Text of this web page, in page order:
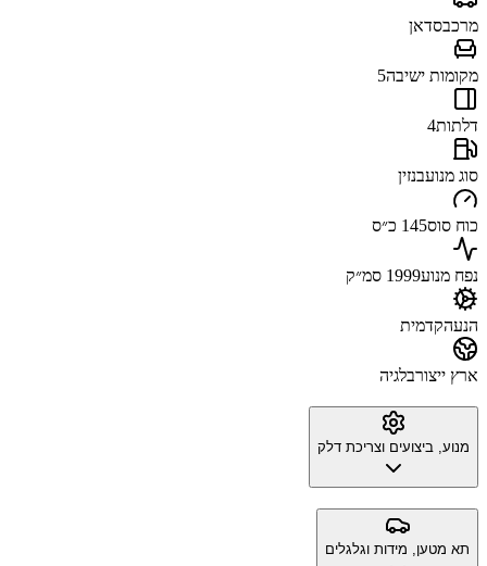
מרכבסדאן
מקומות ישיבה5
דלתות4
סוג מנועבנזין
כוח סוס145 כ״ס
נפח מנוע1999 סמ״ק
הנעהקדמית
ארץ ייצורבלגיה
מנוע, ביצועים וצריכת דלק
תא מטען, מידות וגלגלים